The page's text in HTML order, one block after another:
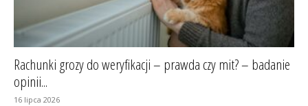
Rachunki grozy do weryfikacji – prawda czy mit? – badanie
opinii...
16 lipca 2026